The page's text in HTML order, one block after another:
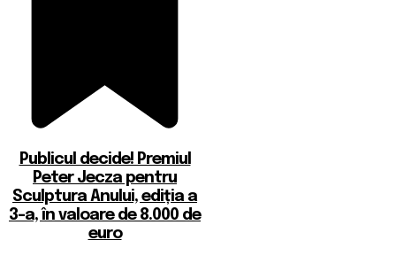
Publicul decide! Premiul
Peter Jecza pentru
Sculptura Anului, ediția a
3-a, în valoare de 8.000 de
euro